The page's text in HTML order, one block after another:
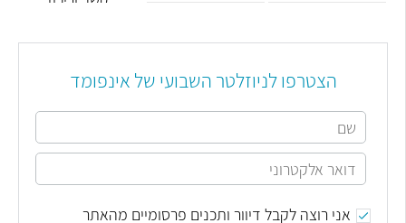
בילדים
הצטרפו לניוזלטר השבועי של אינפומד
אני רוצה לקבל דיוור ותכנים פרסומיים מהאתר